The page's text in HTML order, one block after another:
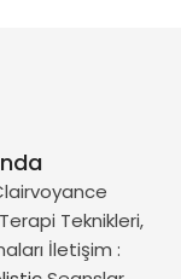
Teknikleri,
İletişim :